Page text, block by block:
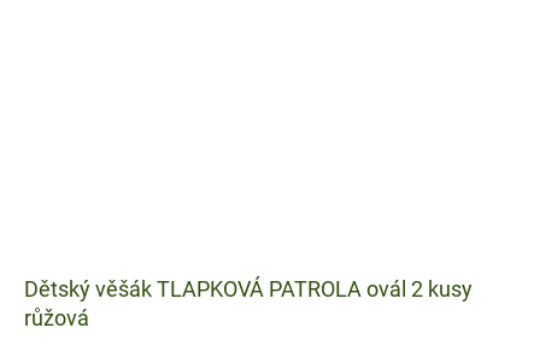
Dětský věšák TLAPKOVÁ PATROLA ovál 2 kusy
růžová